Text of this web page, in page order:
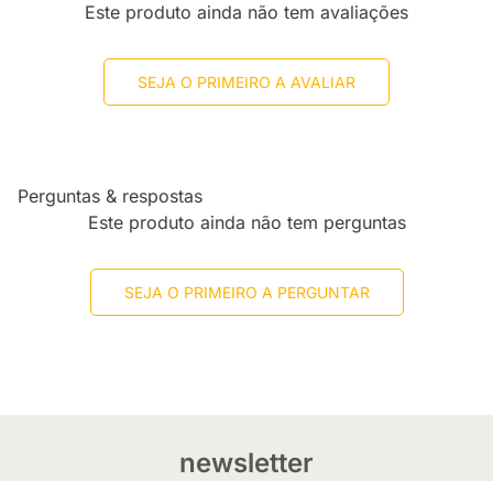
Este produto ainda não tem avaliações
SEJA O PRIMEIRO A AVALIAR
Perguntas & respostas
Este produto ainda não tem perguntas
SEJA O PRIMEIRO A PERGUNTAR
newsletter